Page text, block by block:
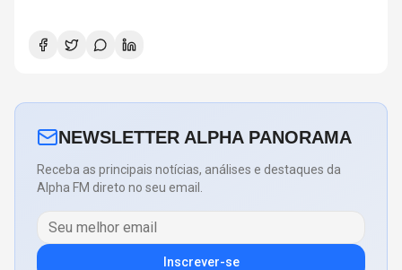
NEWSLETTER ALPHA PANORAMA
Receba as principais notícias, análises e destaques da
Alpha FM direto no seu email.
Inscrever-se